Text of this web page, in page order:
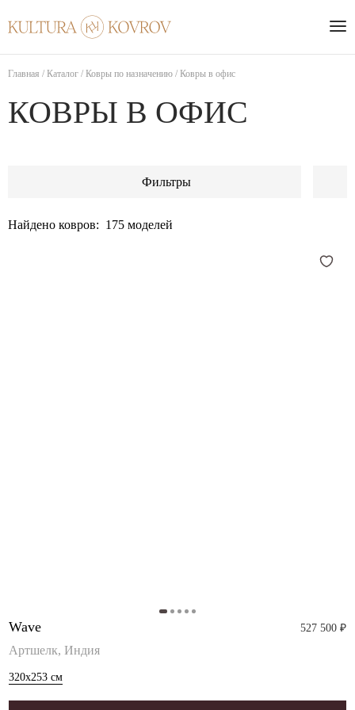
Главная / Каталог / Ковры по назначению / Ковры в офис
КОВРЫ В ОФИС
Фильтры
Найдено ковров: 175 моделей
Wave 527 500 ₽
Артшелк, Индия
320x253 см